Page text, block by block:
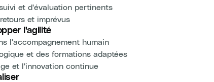
et d'évaluation pertinents
et imprévus
l'agilité
l'accompagnement humain
et des formations adaptées
et l'innovation continue